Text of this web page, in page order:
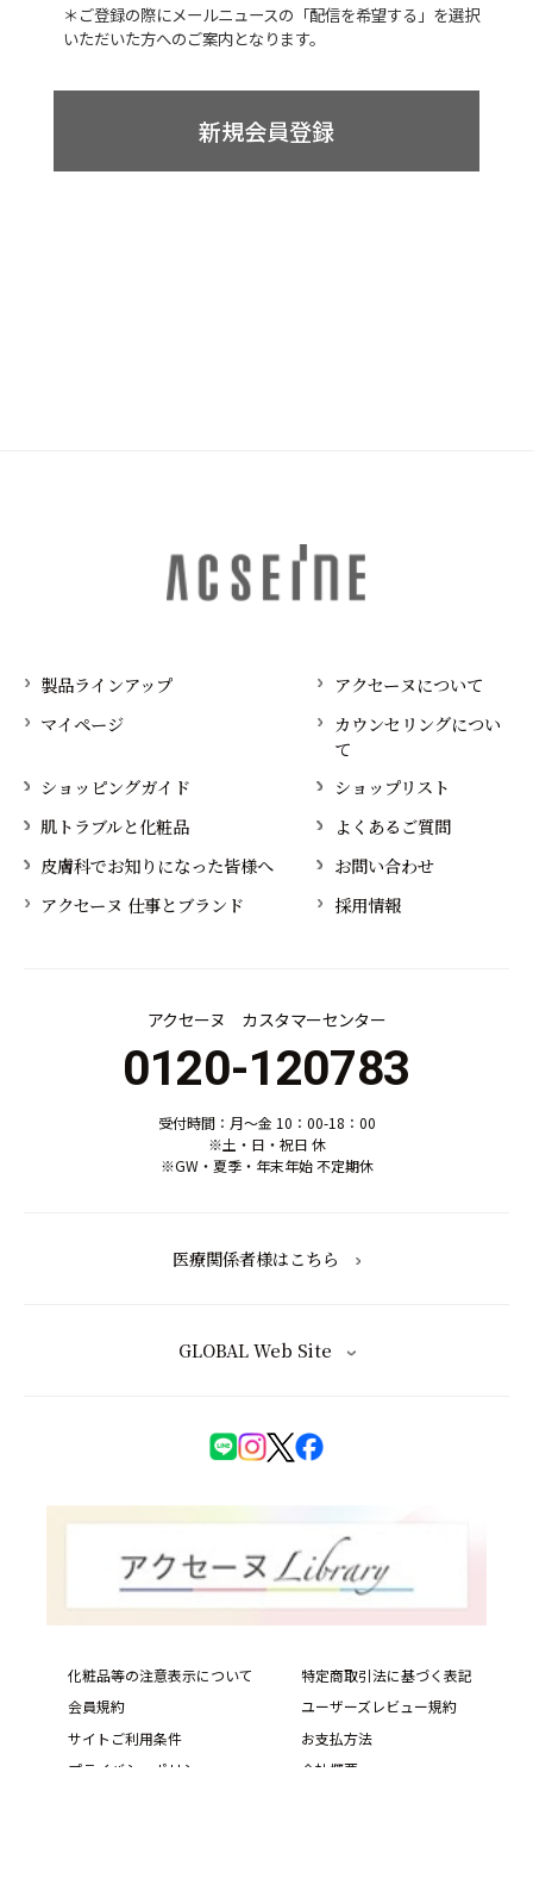
＊ご登録の際にメールニュースの「配信を希望する」を選択
いただいた方へのご案内となります。
製品ラインアップ
アクセーヌについて
マイページ
カウンセリングについ
て
ショッピングガイド
ショップリスト
肌トラブルと化粧品
よくあるご質問
皮膚科でお知りになった皆様へ
お問い合わせ
アクセーヌ 仕事とブランド
採用情報
アクセーヌ カスタマーセンター
0120-120783
受付時間：月～金 10：00-18：00
※土・日・祝日 休
※GW・夏季・年末年始 不定期休
医療関係者様はこちら
GLOBAL Web Site
化粧品等の注意表示について
特定商取引法に基づく表記
会員規約
ユーザーズレビュー規約
サイトご利用条件
お支払方法
プライバシーポリシー
会社概要